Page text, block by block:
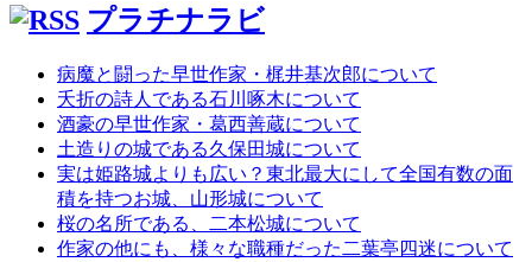
プラチナラビ
病魔と闘った早世作家・梶井基次郎について
夭折の詩人である石川啄木について
酒豪の早世作家・葛西善蔵について
土造りの城である久保田城について
実は姫路城よりも広い？東北最大にして全国有数の面
積を持つお城、山形城について
桜の名所である、二本松城について
作家の他にも、様々な職種だった二葉亭四迷について